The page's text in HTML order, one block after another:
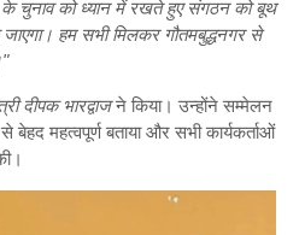
के चुनाव को ध्यान में रखते हुए संगठन को बूथ
हम सभी मिलकर गौतमबुद्धनगर से
दीपक भारद्वाजने किया। उन्होंने सम्मेलन
बेहद महत्वपूर्ण बताया और सभी कार्यकर्ताओं